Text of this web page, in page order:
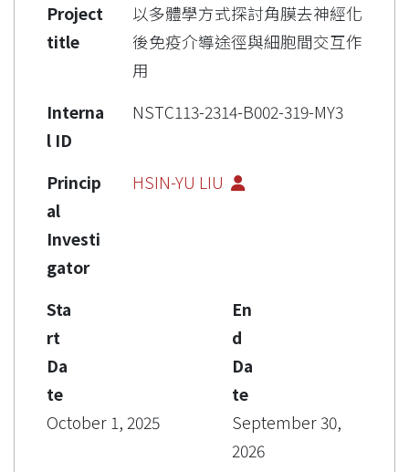
Project
title
以多體學方式探討角膜去神經化
後免疫介導途徑與細胞間交互作
用
Interna
l ID
NSTC113-2314-B002-319-MY3
Princip
al
Investi
gator
HSIN-YU LIU
Sta
rt
Da
te
October 1, 2025
En
d
Da
te
September 30,
2026